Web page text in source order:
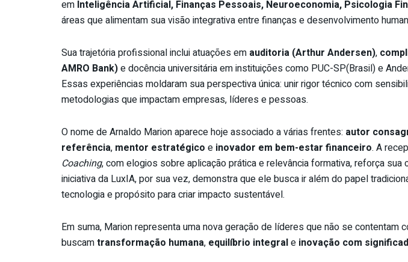
em Inteligência Artificial, Finanças Pessoais, Neuroeconomia, Psicologia
áreas que alimentam sua visão integrativa entre finanças e desenvolvimento
Sua trajetória profissional inclui atuações em auditoria (Arthur Andersen),
AMRO Bank)e docência universitária em instituições como PUC-SP(Brasil) e
Essas experiências moldaram sua perspectiva única: unir rigor técnico com
metodologias que impactam empresas, líderes e pessoas.
O nome de Arnaldo Marion aparece hoje associado a várias frentes: autor
referência, mentor estratégico e inovador em bem-estar financeiro. A
Coaching, com elogios sobre aplicação prática e relevância formativa, reforça sua
iniciativa da LuxIA, por sua vez, demonstra que ele busca ir além do papel
tecnologia e propósito para criar impacto sustentável.
Em suma, Marion representa uma nova geração de líderes que não se contentam
buscamtransformação humana, equilíbrio integrale inovação com